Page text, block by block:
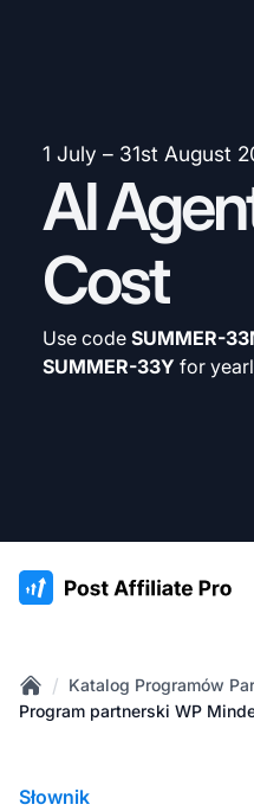
1 July – 31st August
AI
Cost
Use code SUMMER-
SUMMER-33Y for
:site.title
Home
/ Katalog Programów
Program partnerski WP
Słownik